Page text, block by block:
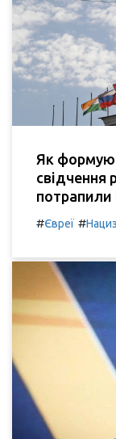
Як
свідчення
потрапили
#Євреї #